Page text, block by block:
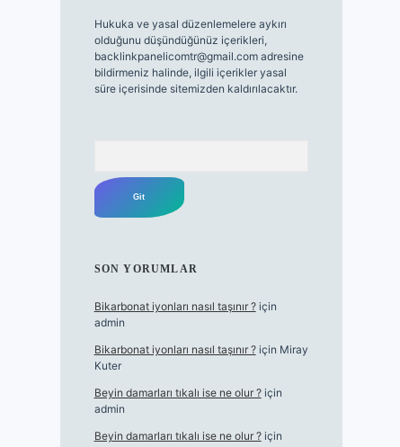
Hukuka ve yasal düzenlemelere aykırı
olduğunu düşündüğünüz içerikleri,
backlinkpanelicomtr@gmail.comadresine
bildirmeniz halinde, ilgili içerikler yasal
süre içerisinde sitemizden kaldırılacaktır.
SON YORUMLAR
Bikarbonat iyonları nasıl taşınır ?için
admin
Bikarbonat iyonları nasıl taşınır ?için Miray
Kuter
Beyin damarları tıkalı ise ne olur ?için
admin
Beyin damarları tıkalı ise ne olur ?için